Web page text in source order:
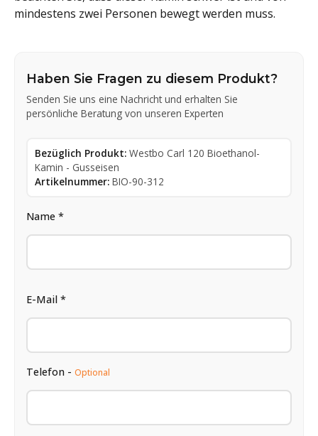
mindestens zwei Personen bewegt werden muss.
Haben Sie Fragen zu diesem Produkt?
Senden Sie uns eine Nachricht und erhalten Sie
persönliche Beratung von unseren Experten
Bezüglich Produkt: Westbo Carl 120 Bioethanol-
Kamin - Gusseisen
Artikelnummer: BIO-90-312
Name *
E-Mail *
Telefon - Optional